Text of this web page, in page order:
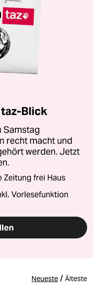
Blick
Samstag
recht macht und
werden. Jetzt
Zeitung frei Haus
Vorlesefunktion
Neueste / Älteste